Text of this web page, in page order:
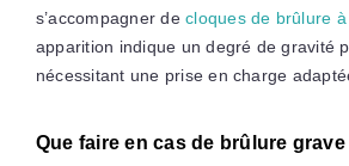
s’accompagner decloques de brûlure
apparition indique un degré de gravité
nécessitant une prise en charge
Que faire en cas de brûlure